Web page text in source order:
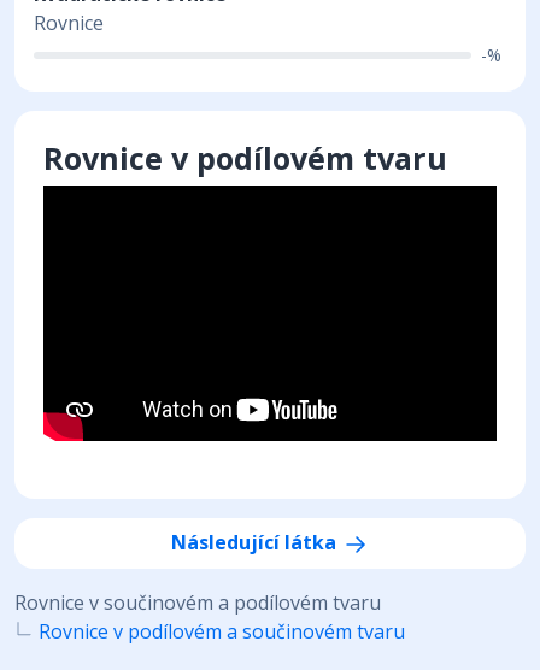
Rovnice
-%
Rovnice v podílovém tvaru
Následující látka
Rovnice v součinovém a podílovém tvaru
Rovnice v podílovém a součinovém tvaru